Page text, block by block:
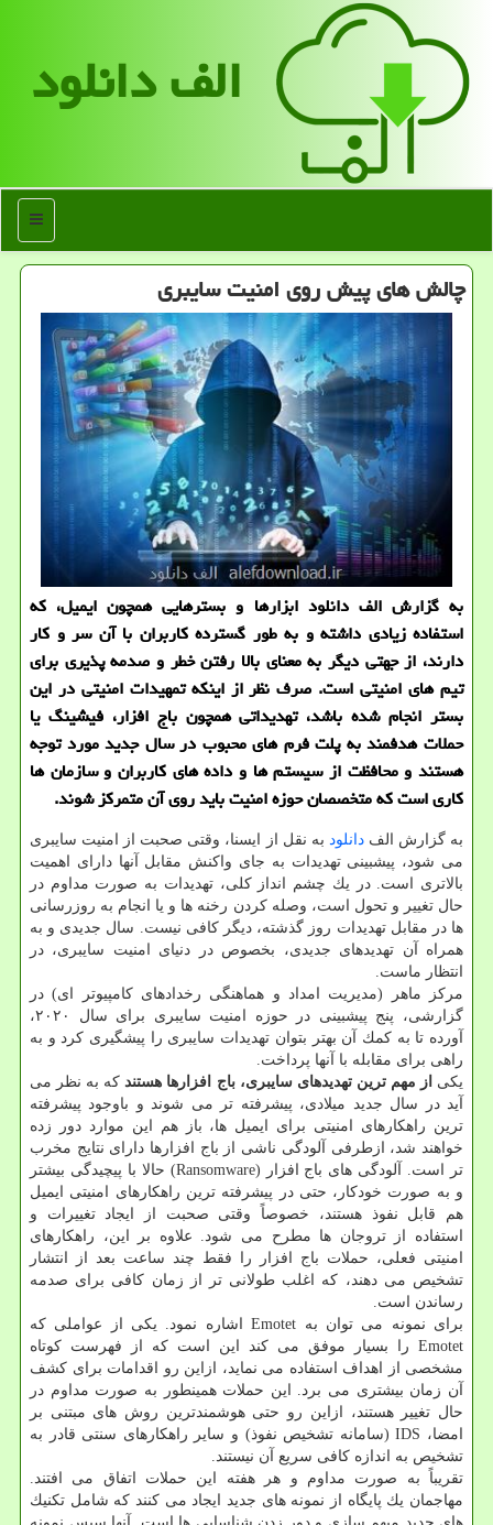
الف دانلود
منو
چالش های پیش روی امنیت سایبری
به گزارش الف دانلود ابزارها و بسترهایی همچون ایمیل، كه
استفاده زیادی داشته و به طور گسترده كاربران با آن سر و كار
دارند، از جهتی دیگر به معنای بالا رفتن خطر و صدمه پذیری برای
تیم های امنیتی است. صرف نظر از اینكه تمهیدات امنیتی در این
بستر انجام شده باشد، تهدیداتی همچون باج افزار، فیشینگ یا
حملات هدفمند به پلت فرم های محبوب در سال جدید مورد توجه
هستند و محافظت از سیستم ها و داده های كاربران و سازمان ها
كاری است كه متخصصان حوزه امنیت باید روی آن متمركز شوند.
به گزارش الفدانلود
به نقل از ایسنا، وقتی صحبت از ‫امنیت سایبری
می شود، پیشبینی تهدیدات به جای واكنش مقابل آنها دارای اهمیت
بالاتری است. در یك چشم انداز كلی، تهدیدات به صورت مداوم در
حال تغییر و تحول است، وصله كردن رخنه ها و یا انجام به روزرسانی
ها در مقابل تهدیدات روز گذشته، دیگر كافی نیست. سال جدیدی و به
همراه آن تهدیدهای جدیدی، بخصوص در دنیای امنیت سایبری، در
انتظار ماست.
مركز ماهر (مدیریت امداد و هماهنگی رخدادهای كامپیوتر ای) در
گزارشی، پنج پیشبینی در حوزه امنیت سایبری برای سال ۲۰۲۰،
آورده تا به كمك آن بهتر بتوان تهدیدات سایبری را پیشگیری كرد و به
راهی برای مقابله با آنها پرداخت.
یكی از مهم ترین تهدیدهای سایبری، باج افزارها هستندكه به نظر می
آید در سال جدید میلادی، پیشرفته تر می شوند و باوجود پیشرفته
ترین راهكارهای امنیتی برای ایمیل ها، باز هم این موارد دور زده
خواهند شد، ازطرفی آلودگی ناشی از باج افزارها دارای نتایج مخرب
تر است. آلودگی های باج افزار (Ransomware) حالا با پیچیدگی بیشتر
و به صورت خودكار، حتی در پیشرفته ترین راهكارهای امنیتی ایمیل
هم قابل نفوذ هستند، خصوصاً وقتی صحبت از ایجاد تغییرات و
استفاده از تروجان ها مطرح می شود. علاوه بر این، راهكارهای
امنیتی فعلی، حملات باج افزار را فقط چند ساعت بعد از انتشار
تشخیص می دهند، كه اغلب طولانی تر از زمان كافی برای صدمه
رساندن است.
برای نمونه می توان به Emotet اشاره نمود. یكی از عواملی كه
Emotet را بسیار موفق می كند این است كه از فهرست كوتاه
مشخصی از اهداف استفاده می نماید، ازاین رو اقدامات برای كشف
آن زمان بیشتری می برد. این حملات همینطور به صورت مداوم در
حال تغییر هستند، ازاین رو حتی هوشمندترین روش های مبتنی بر
امضا، IDS (سامانه تشخیص نفوذ) و سایر راهكارهای سنتی قادر به
تشخیص به اندازه كافی سریع آن نیستند.
تقریباً به صورت مداوم و هر هفته این حملات اتفاق می افتند.
مهاجمان یك پایگاه از نمونه های جدید ایجاد می كنند كه شامل تكنیك